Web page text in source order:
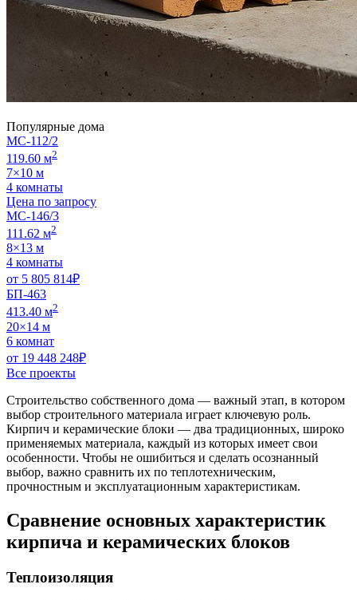
Популярные дома
МС-112/2
119.60 м2
7×10 м
4 комнаты
Цена по запросу
МС-146/3
111.62 м2
8×13 м
4 комнаты
от 5 805 814₽
БП-463
413.40 м2
20×14 м
6 комнат
от 19 448 248₽
Все проекты
Строительство собственного дома — важный этап, в котором
выбор строительного материала играет ключевую роль.
Кирпич и керамические блоки — два традиционных, широко
применяемых материала, каждый из которых имеет свои
особенности. Чтобы не ошибиться и сделать осознанный
выбор, важно сравнить их по теплотехническим,
прочностным и эксплуатационным характеристикам.
Сравнение основных характеристик
кирпича и керамических блоков
Теплоизоляция